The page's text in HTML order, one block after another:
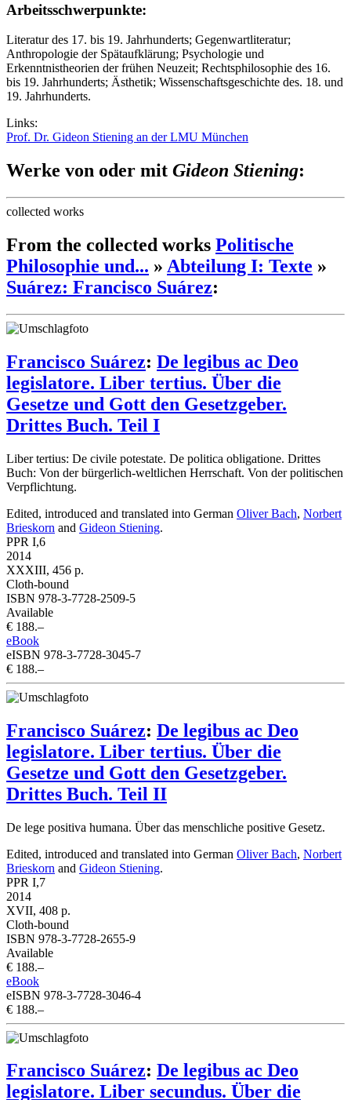
Arbeitsschwerpunkte:
Literatur des 17. bis 19. Jahrhunderts; Gegenwartliteratur;
Anthropologie der Spätaufklärung; Psychologie und
Erkenntnistheorien der frühen Neuzeit; Rechtsphilosophie des 16.
bis 19. Jahrhunderts; Ästhetik; Wissenschaftsgeschichte des. 18. und
19. Jahrhunderts.
Links:
Prof. Dr. Gideon Stiening an der LMU München
Werke von oder mit Gideon Stiening:
collected works
From the collected works Politische
Philosophie und... » Abteilung I: Texte »
Suárez: Francisco Suárez:
Francisco Suárez: De legibus ac Deo
legislatore. Liber tertius. Über die
Gesetze und Gott den Gesetzgeber.
Drittes Buch. Teil I
Liber tertius: De civile potestate. De politica obligatione. Drittes
Buch: Von der bürgerlich-weltlichen Herrschaft. Von der politischen
Verpflichtung.
Edited, introduced and translated into German Oliver Bach, Norbert
Brieskorn and Gideon Stiening.
PPR I,6
2014
XXXIII, 456 p.
Cloth-bound
ISBN 978-3-7728-2509-5
Available
€ 188.–
eBook
eISBN 978-3-7728-3045-7
€ 188.–
Francisco Suárez: De legibus ac Deo
legislatore. Liber tertius. Über die
Gesetze und Gott den Gesetzgeber.
Drittes Buch. Teil II
De lege positiva humana. Über das menschliche positive Gesetz.
Edited, introduced and translated into German Oliver Bach, Norbert
Brieskorn and Gideon Stiening.
PPR I,7
2014
XVII, 408 p.
Cloth-bound
ISBN 978-3-7728-2655-9
Available
€ 188.–
eBook
eISBN 978-3-7728-3046-4
€ 188.–
Francisco Suárez: De legibus ac Deo
legislatore. Liber secundus. Über die